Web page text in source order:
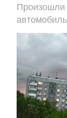
Произошли